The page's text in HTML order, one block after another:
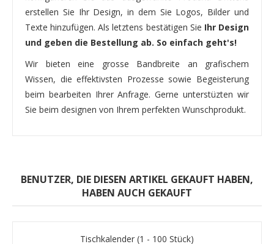
erstellen Sie Ihr Design, in dem Sie Logos, Bilder und
Texte hinzufügen. Als letztens bestätigen Sie Ihr Design
und geben die Bestellung ab. So einfach geht's!
Wir bieten eine grosse Bandbreite an grafischem
Wissen, die effektivsten Prozesse sowie Begeisterung
beim bearbeiten Ihrer Anfrage. Gerne unterstüzten wir
Sie beim designen von Ihrem perfekten Wunschprodukt.
BENUTZER, DIE DIESEN ARTIKEL GEKAUFT HABEN,
HABEN AUCH GEKAUFT
Tischkalender (1 - 100 Stück)